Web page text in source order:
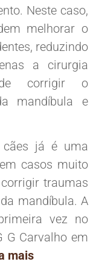
Neste caso,
melhorar o
reduzindo
a cirurgia
corrigir o
mandíbula e
já é uma
casos muito
traumas
mandíbula. A
vez no
G Carvalho em
mais